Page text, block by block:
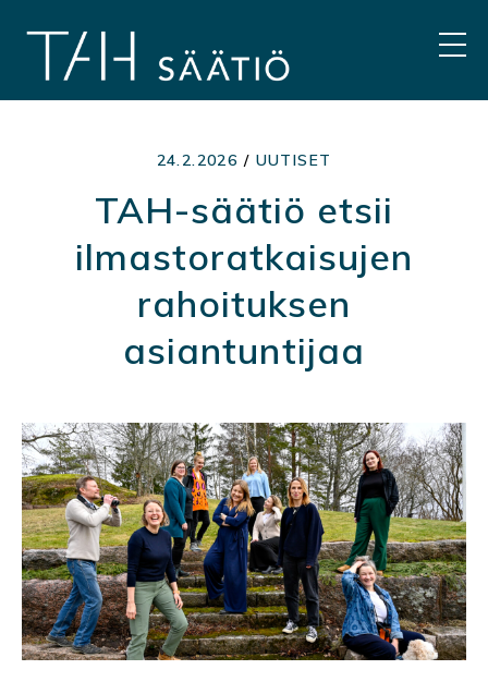
sisältöön
24.2.2026 / UUTISET
TAH-säätiö etsii
ilmastoratkaisujen
rahoituksen
asiantuntijaa